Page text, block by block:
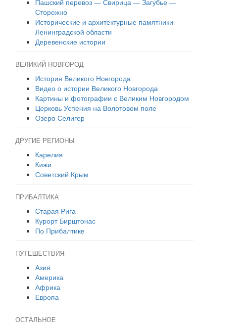
Пашский перевоз — Свирица — Загубье —
Сторожно
Исторические и архитектурные памятники
Ленинградской области
Деревенские истории
ВЕЛИКИЙ НОВГОРОД
История Великого Новгорода
Видео о истории Великого Новгорода
Картины и фотографии с Великим Новгородом
Церковь Успения на Волотовом поле
Озеро Селигер
ДРУГИЕ РЕГИОНЫ
Карелия
Кижи
Советский Крым
ПРИБАЛТИКА
Старая Рига
Курорт Бирштонас
По Прибалтике
ПУТЕШЕСТВИЯ
Азия
Америка
Африка
Европа
ОСТАЛЬНОЕ